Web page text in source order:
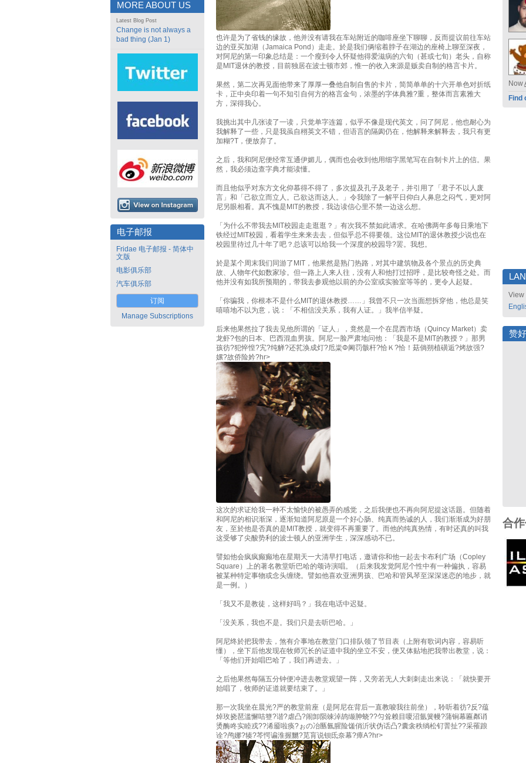
MORE ABOUT US
Latest Blog Post
Change is not always a
bad thing (Jan 1)
电子邮报
Fridae 电子邮报 - 简体中
文版
电影俱乐部
汽车俱乐部
订阅
Manage Subscriptions
也许是为了省钱的缘故，他并没有请我在车站附近的咖啡座坐下聊聊，反而提议前往车站
边的亚买加湖（Jamaica Pond）走走。於是我们俩缩着脖子在湖边的座椅上聊至深夜，
对阿尼的第一印象总结是：一个瘦到令人怀疑他得爱滋病的六旬（甚或七旬）老头，自称
是MIT退休的教授，目前独居在波士顿市郊，惟一的收入来源是贩卖自制的格言卡片。
果然，第二次再见面他带来了厚厚一叠他自制自售的卡片，简简单单的十六开单色对折纸
卡，正中央印着一句不知引自何方的格言金句，浓墨的字体典雅?重，整体而言素雅大
方，深得我心。
我挑出其中几张读了一读，只觉单字连篇，似乎不像是现代英文，问了阿尼，他也耐心为
我解释了一些，只是我虽自栩英文不错，但语言的隔阂仍在，他解释来解释去，我只有更
加糊?T，便放弃了。
之后，我和阿尼便经常互通伊媚儿，偶而也会收到他用细字黑笔写在自制卡片上的信。果
然，我必须边查字典才能读懂。
而且他似乎对东方文化仰慕得不得了，多次提及孔子及老子，并引用了「君子不以人废
言」和「己欲立而立人。己欲达而达人。」令我除了一解平日仰白人鼻息之闷气，更对阿
尼另眼相看。真不愧是MIT的教授，我边读信心里不禁一边这么想。
「为什么不带我去MIT校园走走逛逛？」有次我不禁如此请求。在哈佛两年多每日乘地下
铁经过MIT校园，看着学生来来去去，但似乎总不得要领。这位MIT的退休教授少说也在
校园里待过几十年了吧？总该可以给我一个深度的校园导?罢。我想。
於是某个周末我们同游了MIT，他果然是熟门热路，对其中建筑物及各个景点的历史典
故、人物年代如数家珍。但一路上人来人往，没有人和他打过招呼，是比较奇怪之处。而
他并没有如我所预期的，带我去参观他以前的办公室或实验室等等的，更令人起疑。
「你骗我，你根本不是什么MIT的退休教授……」我曾不只一次当面想拆穿他，他总是笑
嘻嘻地不以为意，说：「不相信没关系，我有人证。」我半信半疑。
后来他果然拉了我去见他所谓的「证人」，竟然是一个在昆西市场（Quincy Market）卖
龙虾?包的日本、巴西混血男孩。阿尼一脸严肃地问他：「我是不是MIT的教授？」那男
孩彷?犯悴惶?宄?纯觯?还芤涣成灯?卮粜Φ阃罚骸杆?恰Ｋ?恰！菇倘朔植磺逅?烤故强?
嫘?故侨险妗?hr>
这次的求证给我一种不太愉快的被愚弄的感觉，之后我便也不再向阿尼提这话题。但随着
和阿尼的相识渐深，逐渐知道阿尼原是一个好心肠、纯真而热诚的人，我们渐渐成为好朋
友，至於他是否真的是MIT教授，就变得不再重要了。而他的纯真热情，有时还真的叫我
这受够了尖酸势利的波士顿人的亚洲学生，深深感动不已。
譬如他会疯疯癫癫地在星期天一大清早打电话，邀请你和他一起去卡布利广场（Copley
Square）上的著名教堂听巴哈的颂诗演唱。（后来我发觉阿尼个性中有一种偏执，容易
被某种特定事物或念头缠绕。譬如他喜欢亚洲男孩、巴哈和管风琴至深深迷恋的地步，就
是一例。）
「我又不是教徒，这样好吗？」我在电话中迟疑。
「没关系，我也不是。我们只是去听巴哈。」
阿尼终於把我带去，煞有介事地在教堂门口排队领了节目表（上附有歌词内容，容易听
懂），坐下后他发现在牧师冗长的证道中我的坐立不安，便又体贴地把我带出教堂，说：
「等他们开始唱巴哈了，我们再进去。」
之后他果然每隔五分钟便冲进去教堂观望一阵，又旁若无人大刺刺走出来说：「就快要开
始唱了，牧师的证道就要结束了。」
那一次我坐在晨光?严的教堂前座（是阿尼在背后一直教唆我往前坐），聆听着彷?反?蕴
焯玫挠琶滥懈咭簦?谐?虐凸?闹卸陨竦淖鸪缬胂蛲??匀耸赖目嗄沼氩簧幔?蒲锏幕匾粼诮
烫酶咚实睦戎??浠靥啦痪?ぉの冶匦氤腥险馐俏沂状伪话凸?囊衾秩绱松钌詈扯??采罹踉
诠?鸬娜?辏?芩愕谝淮握嬲?苋肓说钡氐奈幕?瘴А?hr>
Now
Find
View
赞好
合